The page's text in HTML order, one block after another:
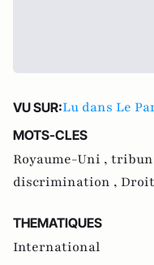
VU SUR:Lu dans Le
MOTS-CLES
Royaume-Uni ,
discrimination ,
THEMATIQUES
International